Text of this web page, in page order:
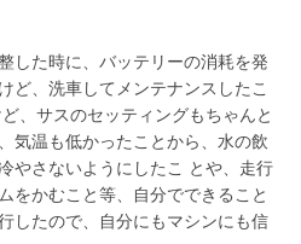
した時に、バッテリーの消耗を発
ど、洗車してメンテナンスしたこ
、サスのセッティングもちゃんと
気温も低かったことから、水の飲
やさないようにしたこ とや、走行
をかむこと等、自分でできること
したので、自分にもマシンにも信